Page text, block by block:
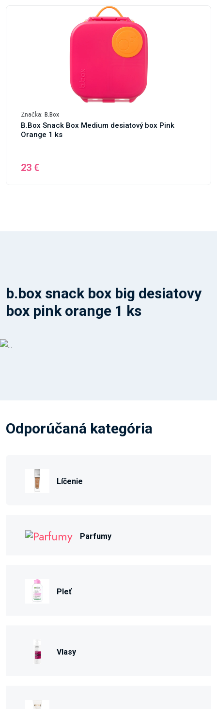
Značka: B.Box
B.Box Snack Box Medium desiatový box Pink
Orange 1 ks
23 €
b.box snack box big desiatovy
box pink orange 1 ks
Odporúčaná kategória
Líčenie
Parfumy
Pleť
Vlasy